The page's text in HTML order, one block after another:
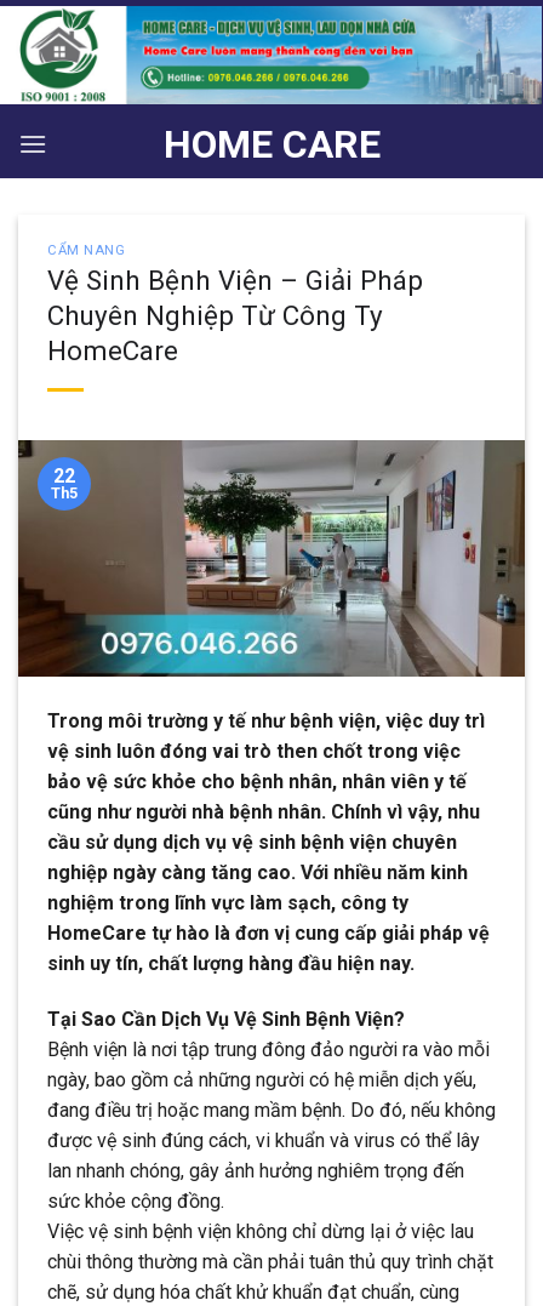
Bỏ
qua
nội
dung
HOME CARE
CẨM NANG
Vệ Sinh Bệnh Viện – Giải Pháp
Chuyên Nghiệp Từ Công Ty
HomeCare
22
Th5
Trong môi trường y tế như bệnh viện, việc duy trì
vệ sinh luôn đóng vai trò then chốt trong việc
bảo vệ sức khỏe cho bệnh nhân, nhân viên y tế
cũng như người nhà bệnh nhân. Chính vì vậy, nhu
cầu sử dụng dịch vụ vệ sinh bệnh viện chuyên
nghiệp ngày càng tăng cao. Với nhiều năm kinh
nghiệm trong lĩnh vực làm sạch, công ty
HomeCare tự hào là đơn vị cung cấp giải pháp vệ
sinh uy tín, chất lượng hàng đầu hiện nay.
Tại Sao Cần Dịch Vụ Vệ Sinh Bệnh Viện?
Bệnh viện là nơi tập trung đông đảo người ra vào mỗi
ngày, bao gồm cả những người có hệ miễn dịch yếu,
đang điều trị hoặc mang mầm bệnh. Do đó, nếu không
được vệ sinh đúng cách, vi khuẩn và virus có thể lây
lan nhanh chóng, gây ảnh hưởng nghiêm trọng đến
sức khỏe cộng đồng.
Việc vệ sinh bệnh viện không chỉ dừng lại ở việc lau
chùi thông thường mà cần phải tuân thủ quy trình chặt
chẽ, sử dụng hóa chất khử khuẩn đạt chuẩn, cùng